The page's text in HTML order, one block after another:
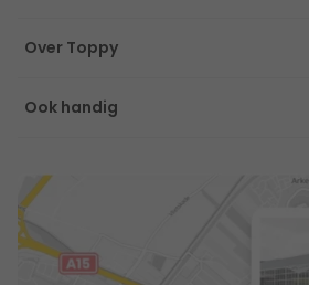
Over Toppy
Ook handig